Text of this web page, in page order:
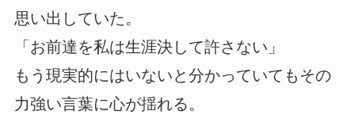
思い出していた。
「お前達を私は生涯決して許さない」
もう現実的にはいないと分かっていてもその
力強い言葉に心が揺れる。